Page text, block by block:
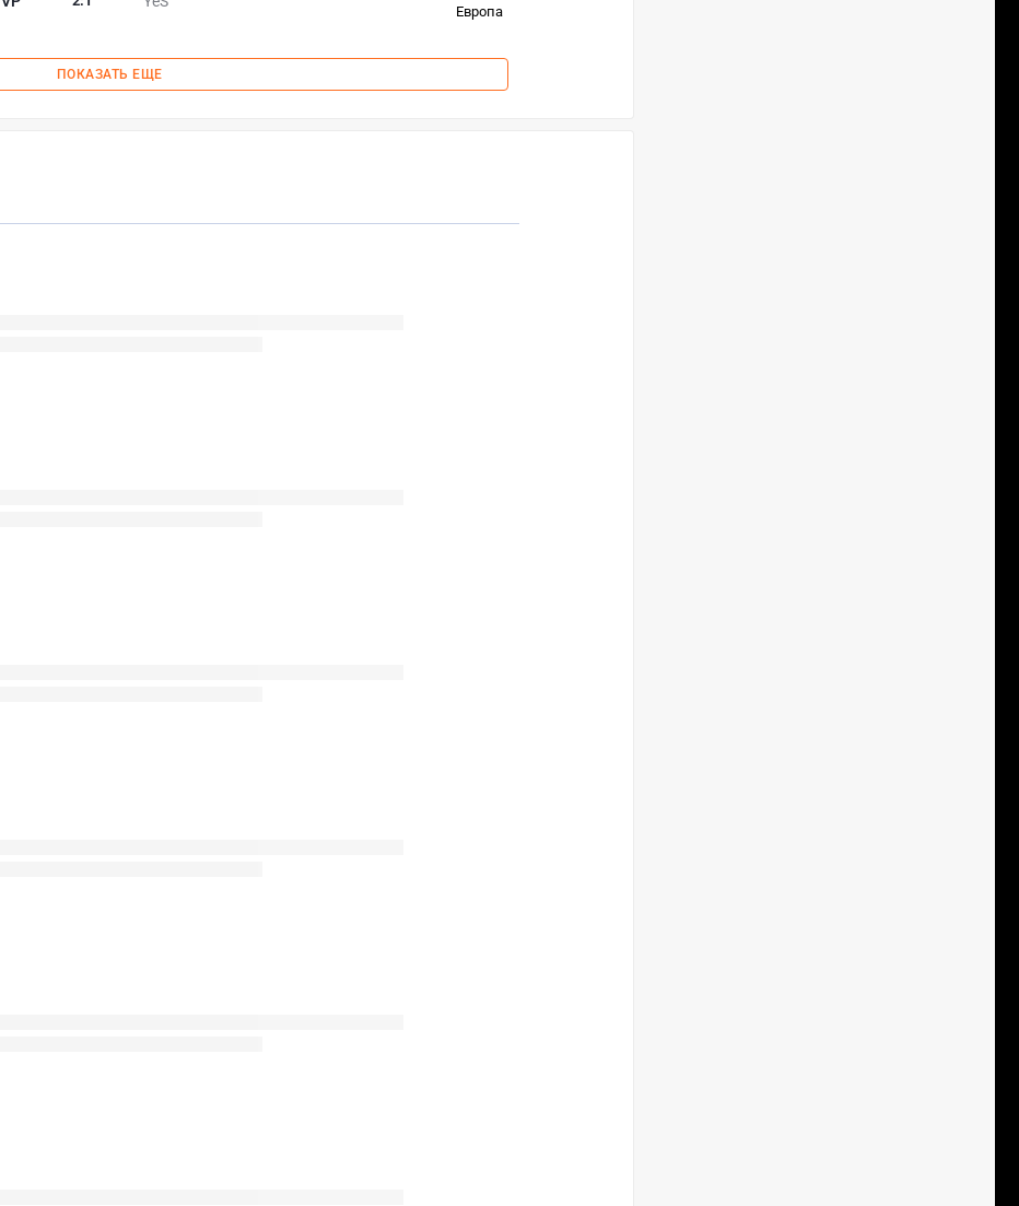
Европа
ПОКАЗАТЬ ЕЩЕ